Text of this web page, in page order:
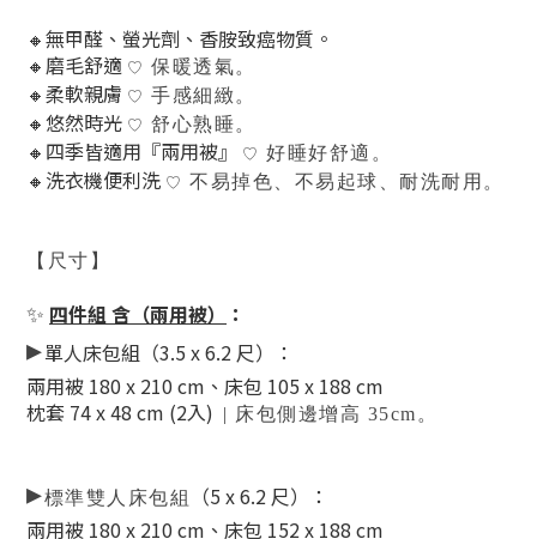
🔸無甲醛 、螢光劑 、香胺致癌物質。
🔸磨毛舒適 ♡ 保暖透氣。
🔸柔軟親膚 ♡ 手感細緻。
🔸悠然時光 ♡ 舒心熟睡。
🔸 四季皆適用 『兩用被』 ♡ 好睡好舒適。
🔸洗衣機便利洗 ♡ 不易掉色、不易起球、耐洗耐用。
【尺寸】
✨ 四件組 含（兩用被） ：
▸單人床包組（3.5 x 6.2 尺）：
兩用被 180 x 210 cm、 床包 105 x 188 cm
枕套 74 x 48 cm (2入) | 床包側邊增高 35cm。
▸標準雙人床包組 （5 x 6.2 尺）
：
兩用被 180 x 210 cm、床包 152 x 188 cm